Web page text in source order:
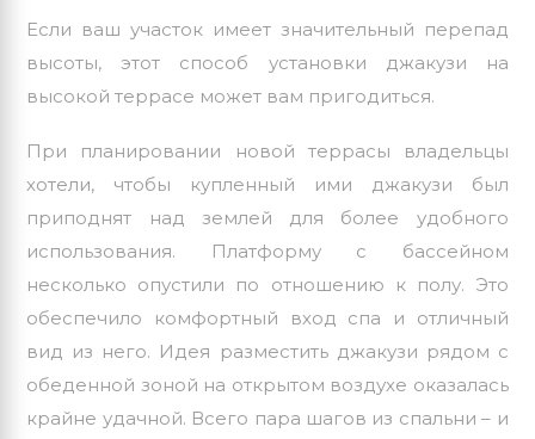
Если ваш участок имеет значительный перепад
высоты, этот способ установки джакузи на
высокой террасе может вам пригодиться.
При планировании новой террасы владельцы
хотели, чтобы купленный ими джакузи был
приподнят над землей для более удобного
использования. Платформу с бассейном
несколько опустили по отношению к полу. Это
обеспечило комфортный вход спа и отличный
вид из него. Идея разместить джакузи рядом с
обеденной зоной на открытом воздухе оказалась
крайне удачной. Всего пара шагов из спальни – и